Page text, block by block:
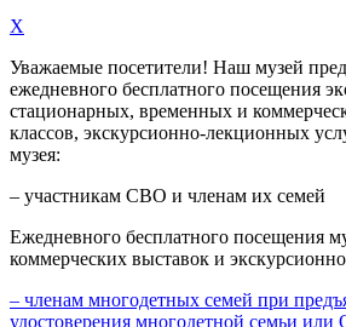
X
Уважаемые посетители! Наш музей
ежедневного бесплатного посещения
стационарных, временных и
классов, экскурсионно-лекционных
музея:
– участникам СВО и членам их семей
Ежедневного бесплатного посещения
коммерческих выставок и
– членам многодетных семей при
удостоверения многодетной семьи или